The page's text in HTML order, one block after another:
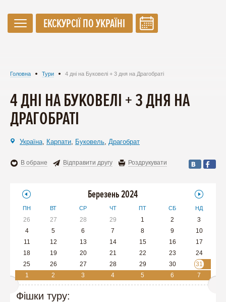
ЕКСКУРСІЇ ПО УКРАЇНІ
Головна Тури 4 дні на Буковелі + 3 дня на Драгобраті
4 ДНІ НА БУКОВЕЛІ + 3 ДНЯ НА
ДРАГОБРАТІ
Україна, Карпати, Буковель, Драгобрат
В обране Відправити другу Роздрукувати
Березень 2024
ПН ВТ СР ЧТ ПТ СБ НД
26 27 28 29 1 2
3
4
5 6 7 8 9
10
11
12 13 14 15 16
17
18
19 20 21 22 23
24
25
26 27 28 29 30
31
1
2 3 4 5 6 7
Фішки туру: